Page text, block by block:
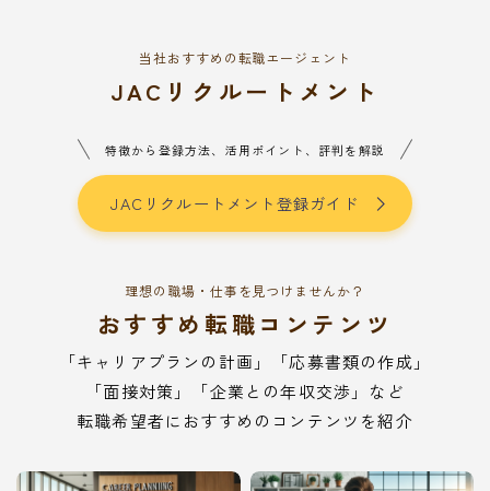
当社おすすめの転職エージェント
JACリクルートメント
特徴から登録方法、活用ポイント、評判を解説
JACリクルートメント登録ガイド
理想の職場・仕事を見つけませんか？
おすすめ転職コンテンツ
「キャリアプランの計画」「応募書類の作成」
「面接対策」「企業との年収交渉」など
転職希望者におすすめのコンテンツを紹介